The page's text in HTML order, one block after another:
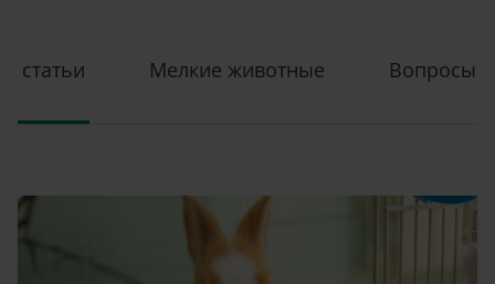
статьи Mелкие животные Вопросы